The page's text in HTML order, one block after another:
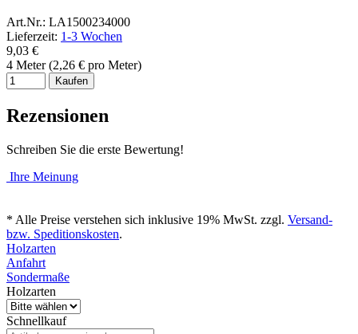
Art.Nr.: LA1500234000
Lieferzeit: 1-3 Wochen
9,03 €
4 Meter (2,26 € pro Meter)
Kaufen
Rezensionen
Schreiben Sie die erste Bewertung!
Ihre Meinung
* Alle Preise verstehen sich inklusive 19% MwSt. zzgl. Versand-
bzw. Speditionskosten.
Holzarten
Anfahrt
Sondermaße
Holzarten
Schnellkauf